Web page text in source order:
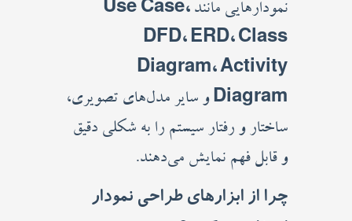
نمودارهایی مانندUse Case،
DFD، ERD، Class
Diagram، Activity
Diagram و سایر مدل‌های تصویری،
ساختار و رفتار سیستم را به شکلی دقیق
و قابل فهم نمایش می‌دهند.
چرا از ابزارهای طراحی نمودار